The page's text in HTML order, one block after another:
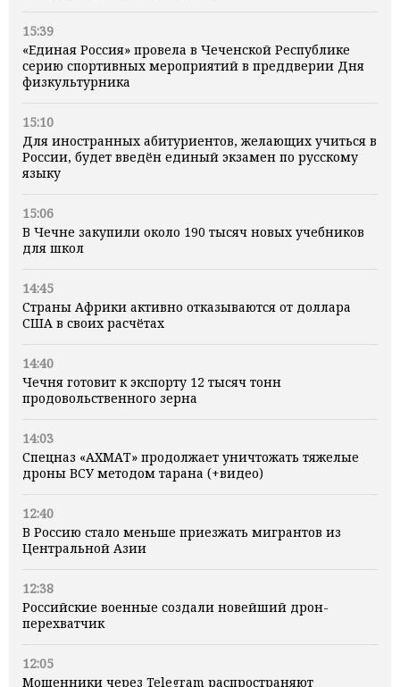
15:39
«Единая Россия» провела в Чеченской Республике
серию спортивных мероприятий в преддверии Дня
физкультурника
15:10
Для иностранных абитуриентов, желающих учиться в
России, будет введён единый экзамен по русскому
языку
15:06
В Чечне закупили около 190 тысяч новых учебников
для школ
14:45
Страны Африки активно отказываются от доллара
США в своих расчётах
14:40
Чечня готовит к экспорту 12 тысяч тонн
продовольственного зерна
14:03
Спецназ «АХМАТ» продолжает уничтожать тяжелые
дроны ВСУ методом тарана (+видео)
12:40
В Россию стало меньше приезжать мигрантов из
Центральной Азии
12:38
Российские военные создали новейший дрон-
перехватчик
12:05
Мошенники через Telegram распространяют